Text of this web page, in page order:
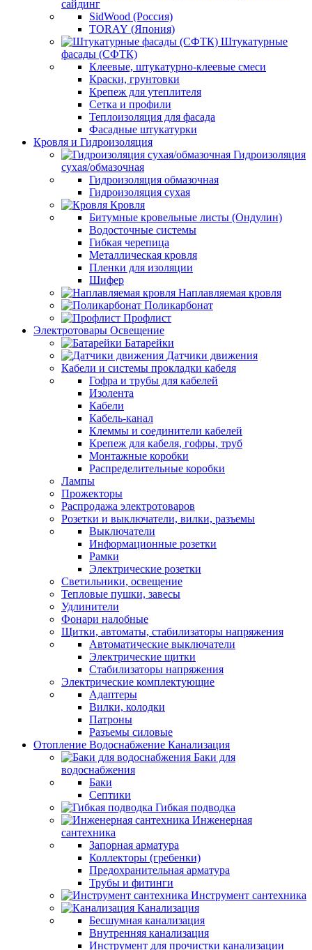
сайдинг
SidWood (Россия)
TORAY (Япония)
Штукатурные
фасады (СФТК)
Клеевые, штукатурно-клеевые смеси
Краски, грунтовки
Крепеж для утеплителя
Сетка и профили
Теплоизоляция для фасада
Фасадные штукатурки
Кровля и Гидроизоляция
Гидроизоляция
сухая/обмазочная
Гидроизоляция обмазочная
Гидроизоляция сухая
Кровля
Битумные кровельные листы (Ондулин)
Водосточные системы
Гибкая черепица
Металлическая кровля
Пленки для изоляции
Шифер
Наплавляемая кровля
Поликарбонат
Профлист
Электротовары Освещение
Батарейки
Датчики движения
Кабели и системы прокладки кабеля
Гофра и трубы для кабелей
Изолента
Кабели
Кабель-канал
Клеммы и соединители кабелей
Крепеж для кабеля, гофры, труб
Монтажные коробки
Распределительные коробки
Лампы
Прожекторы
Распродажа электротоваров
Розетки и выключатели, вилки, разъемы
Выключатели
Информационные розетки
Рамки
Электрические розетки
Светильники, освещение
Тепловые пушки, завесы
Удлинители
Фонари налобные
Щитки, автоматы, стабилизаторы напряжения
Автоматические выключатели
Электрические щитки
Стабилизаторы напряжения
Электрические комплектующие
Адаптеры
Вилки, колодки
Патроны
Разъемы силовые
Отопление Водоснабжение Канализация
Баки для
водоснабжения
Баки
Септики
Гибкая подводка
Инженерная
сантехника
Запорная арматура
Коллекторы (гребенки)
Предохранительная арматура
Трубы и фитинги
Инструмент сантехника
Канализация
Бесшумная канализация
Внутренняя канализация
Инструмент для прочистки канализации